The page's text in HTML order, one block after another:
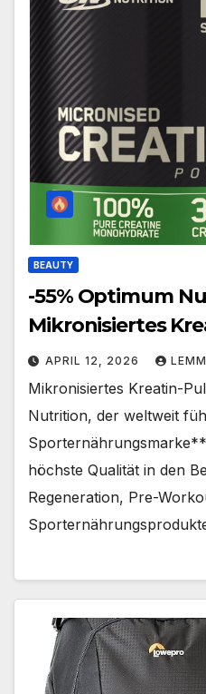
BEAUTY
-55% Optimum
Mikronisiertes
APRIL 12, 2026 LEMM
Mikronisiertes Kreatin-
Nutrition, der weltweit
höchste Qualität in den
Regeneration, Pre-